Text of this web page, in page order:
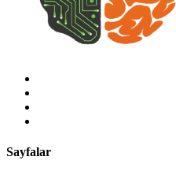
Sayfalar